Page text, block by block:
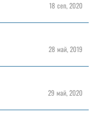
18 сеп, 2020
28 май, 2019
29 май, 2020